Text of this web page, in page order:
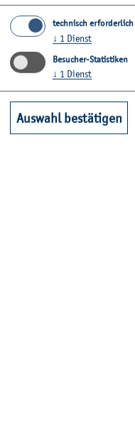
technisch erforderlich
↓ 1 Dienst
Besucher-Statistiken
↓ 1 Dienst
Auswahl bestätigen